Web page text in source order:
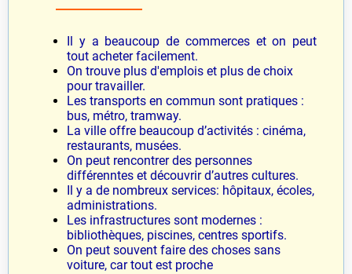
Il y a beaucoup de commerces et on peut
tout acheter facilement.
On trouve plus d'emplois et plus de choix
pour travailler.
Les transports en commun sont pratiques :
bus, métro, tramway.
La ville offre beaucoup d’activités : cinéma,
restaurants, musées.
On peut rencontrer des personnes
différenntes et découvrir d’autres cultures.
Il y a de nombreux services: hôpitaux, écoles,
administrations.
Les infrastructures sont modernes :
bibliothèques, piscines, centres sportifs.
On peut souvent faire des choses sans
voiture, car tout est proche